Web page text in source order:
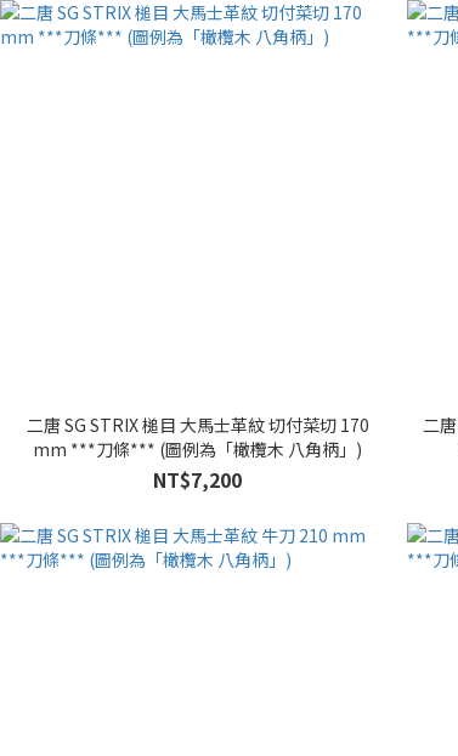
二唐 SG STRIX 槌目 大馬士革紋 切付菜切 170
mm ***刀條*** (圖例為「橄欖木 八角柄」)
NT$7,200
二唐 SG STRIX 槌目 大馬士革紋 文化刀 170 mm